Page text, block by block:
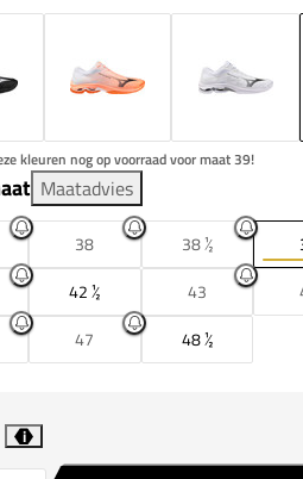
kleuren nog op voorraad voor maat 39!
Maatadvies
38 38 ½
42 ½ 43
47 48 ½
i